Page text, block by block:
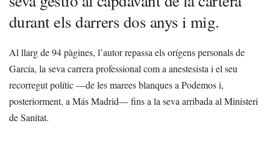
durant els darrers dos anys i mig.
Al llarg de 94 pàgines, l’autor repassa els orígens personals de
García, la seva carrera professional com a anestesista i el seu
recorregut polític —de les marees blanques a Podemos i,
posteriorment, a Más Madrid— fins a la seva arribada al Ministeri
de Sanitat.